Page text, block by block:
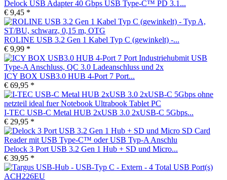
Delock USB Adapter 40 Gbps USB Type-C™ PD 3.1...
€ 9,45 *
ROLINE USB 3.2 Gen 1 Kabel Typ C (gewinkelt) -...
€ 9,99 *
ICY BOX USB3.0 HUB 4-Port 7 Port...
€ 69,95 *
I-TEC USB-C Metal HUB 2xUSB 3.0 2xUSB-C 5Gbps...
€ 29,95 *
Delock 3 Port USB 3.2 Gen 1 Hub + SD und Micro...
€ 39,95 *